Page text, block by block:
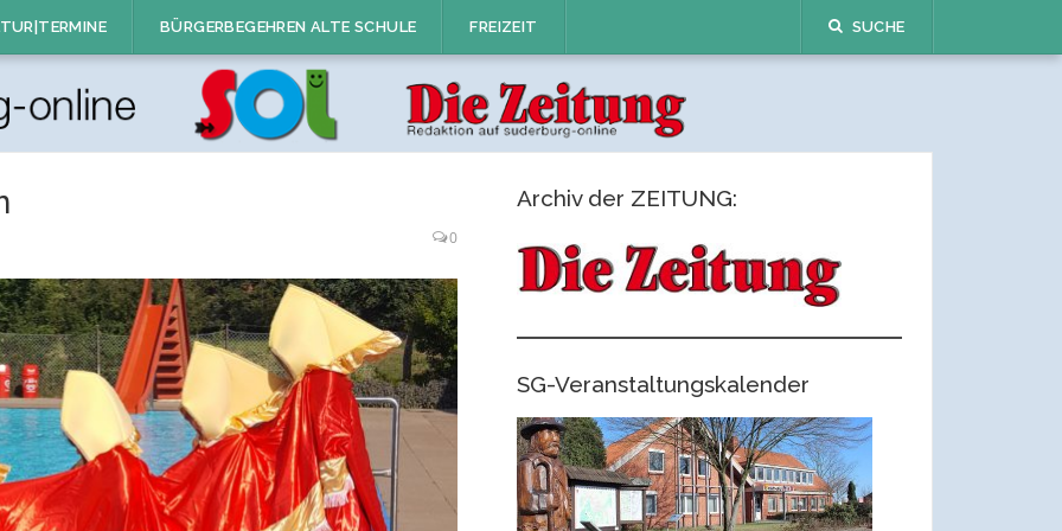
BÜRGERBEGEHREN ALTE SCHULE FREIZEIT SUCHE
0
Archiv der ZEITUNG:
SG-Veranstaltungskalender